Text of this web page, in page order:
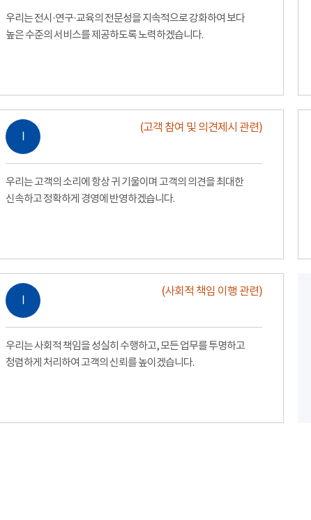
우리는 전시·연구·교육의 전문성을 지속적으로 강화하여 보다
높은 수준의 서비스를 제공하도록 노력하겠습니다.
Ⅰ
(고객 참여 및 의견제시 관련)
우리는 고객의 소리에 항상 귀 기울이며 고객의 의견을 최대한
신속하고 정확하게 경영에 반영하겠습니다.
Ⅰ
(사회적 책임 이행 관련)
우리는 사회적 책임을 성실히 수행하고, 모든 업무를 투명하고
청렴하게 처리하여 고객의 신뢰를 높이겠습니다.